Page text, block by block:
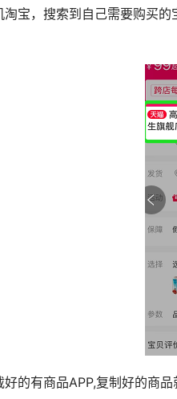
淘宝，搜索到自己需要购买
的有商品APP,复制好的商